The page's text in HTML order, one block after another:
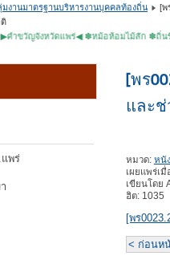
งานมาตรฐานบริหารงานบุคคลท้องถิ่น
[พ
วัญจังหวัดแพร่◀ ✽หม้อห้อมไม้สัก ✽ถิ่นรักพร
พร่
[พร
และช่
หมวด: หนั
เผยแพร่เ
เขียนโดย
ฮิต: 1035
[พร
< ก่อนห